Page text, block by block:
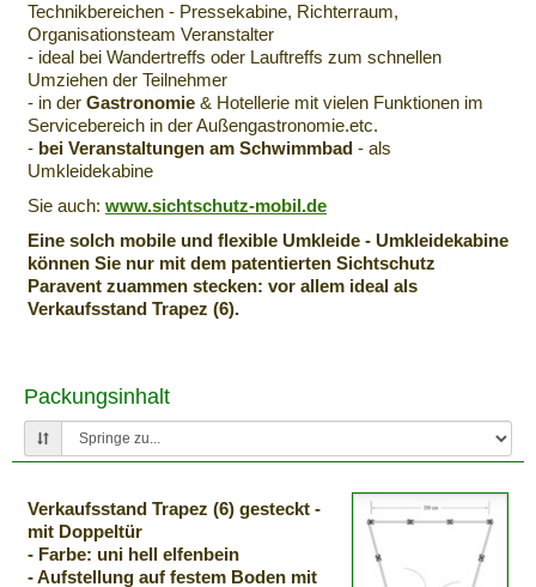
Technikbereichen - Pressekabine, Richterraum,
Organisationsteam Veranstalter
- ideal bei Wandertreffs oder Lauftreffs zum schnellen
Umziehen der Teilnehmer
- in der Gastronomie & Hotellerie mit vielen Funktionen im
Servicebereich in der Außengastronomie.etc.
- bei Veranstaltungen am Schwimmbad - als
Umkleidekabine
Sie auch: www.sichtschutz-mobil.de
Eine solch mobile und flexible Umkleide - Umkleidekabine
können Sie nur mit dem patentierten Sichtschutz
Paravent zuammen stecken: vor allem ideal als
Verkaufsstand Trapez (6).
Packungsinhalt
Verkaufsstand Trapez (6) gesteckt -
mit Doppeltür
- Farbe: uni hell elfenbein
- Aufstellung auf festem Boden mit